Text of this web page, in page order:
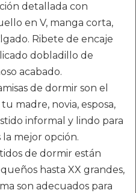
detallada con
en V, manga corta,
Ribete de encaje
dobladillo de
acabado.
de dormir son el
madre, novia, esposa,
informal y lindo para
mejor opción.
de dormir están
hasta XX grandes,
son adecuados para